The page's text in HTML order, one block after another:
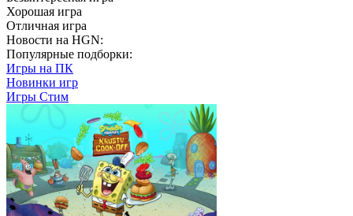
Хорошая игра
Отличная игра
Новости на HGN:
Популярные подборки:
Игры на ПК
Новинки игр
Игры Стим